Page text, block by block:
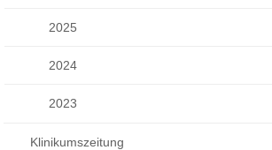
2025
2024
2023
Klinikumszeitung